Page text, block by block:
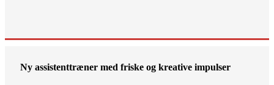
Ny assistenttræner med friske og kreative impulser